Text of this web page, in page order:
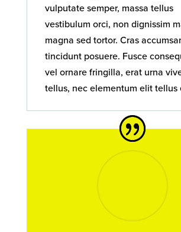
vulputate semper, massa tellus
vestibulum orci, non dignissim
magna sed tortor. Cras
tincidunt posuere. Fusce
vel ornare fringilla, erat urna
tellus, nec elementum elit tellus